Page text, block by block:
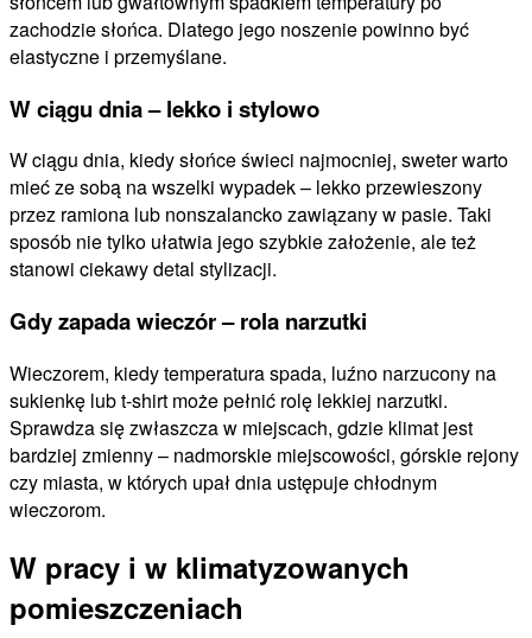
zachodzie słońca. Dlatego jego noszenie powinno być
elastyczne i przemyślane.
W ciągu dnia – lekko i stylowo
W ciągu dnia, kiedy słońce świeci najmocniej, sweter warto
mieć ze sobą na wszelki wypadek – lekko przewieszony
przez ramiona lub nonszalancko zawiązany w pasie. Taki
sposób nie tylko ułatwia jego szybkie założenie, ale też
stanowi ciekawy detal stylizacji.
Gdy zapada wieczór – rola narzutki
Wieczorem, kiedy temperatura spada, luźno narzucony na
sukienkę lub t-shirt może pełnić rolę lekkiej narzutki.
Sprawdza się zwłaszcza w miejscach, gdzie klimat jest
bardziej zmienny – nadmorskie miejscowości, górskie rejony
czy miasta, w których upał dnia ustępuje chłodnym
wieczorom.
W pracy i w klimatyzowanych
pomieszczeniach